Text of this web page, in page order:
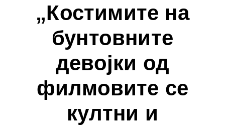
„Костимите на
бунтовните
девојки од
филмовите се
култни и